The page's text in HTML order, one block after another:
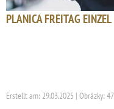
PLANICA FREITAG EINZEL
Erstellt am: 29.03.2025 | Obrázky: